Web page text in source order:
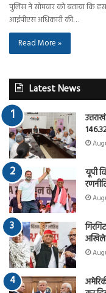
पुलिस ने सोमवार को बताया कि
आईपीएस अधिकारी की…
Read More »
Latest News
यूपी